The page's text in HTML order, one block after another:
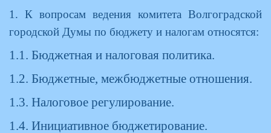
1. К вопросам ведения комитета Волгоградской
городской Думы по бюджету и налогам относятся:
1.1. Бюджетная и налоговая политика.
1.2. Бюджетные, межбюджетные отношения.
1.3. Налоговое регулирование.
1.4. Инициативное бюджетирование.